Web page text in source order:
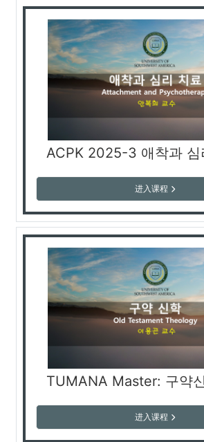
进入课程
进入课程